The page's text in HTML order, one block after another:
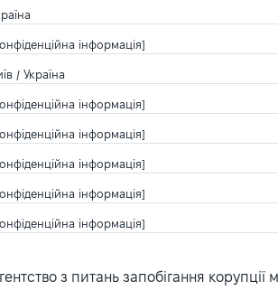
інформація]
/ Україна
інформація]
інформація]
інформація]
інформація]
інформація]
з питань запобігання